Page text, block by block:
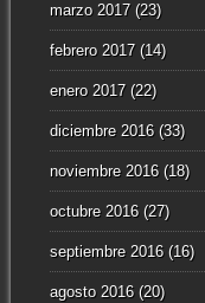
marzo 2017(23)
febrero 2017(14)
enero 2017(22)
diciembre 2016(33)
noviembre 2016(18)
octubre 2016(27)
septiembre 2016(16)
agosto 2016(20)